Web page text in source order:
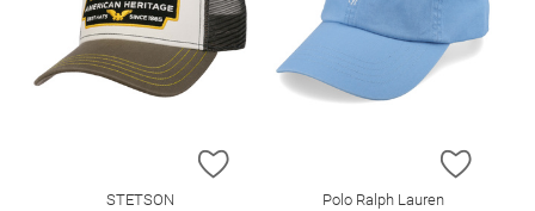
ZUR WUNSCHLISTE HINZUFÜGEN
STETSON
ZUR
Polo Ralph Lauren